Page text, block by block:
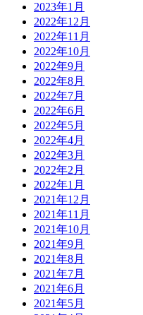
2023年1月
2022年12月
2022年11月
2022年10月
2022年9月
2022年8月
2022年7月
2022年6月
2022年5月
2022年4月
2022年3月
2022年2月
2022年1月
2021年12月
2021年11月
2021年10月
2021年9月
2021年8月
2021年7月
2021年6月
2021年5月